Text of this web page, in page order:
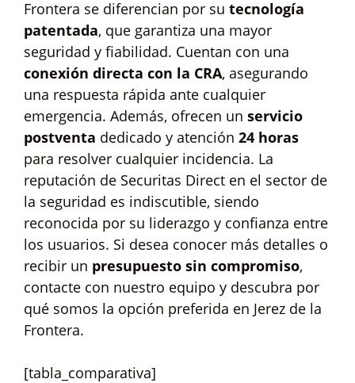
Frontera se diferencian por su tecnología
patentada, que garantiza una mayor
seguridad y fiabilidad. Cuentan con una
conexión directa con la CRA, asegurando
una respuesta rápida ante cualquier
emergencia. Además, ofrecen un servicio
postventa dedicado y atención 24 horas
para resolver cualquier incidencia. La
reputación de Securitas Direct en el sector de
la seguridad es indiscutible, siendo
reconocida por su liderazgo y confianza entre
los usuarios. Si desea conocer más detalles o
recibir un presupuesto sin compromiso,
contacte con nuestro equipo y descubra por
qué somos la opción preferida en Jerez de la
Frontera.
[tabla_comparativa]